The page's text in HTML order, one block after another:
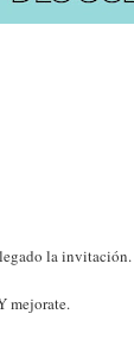
la invitación.
mejorate.